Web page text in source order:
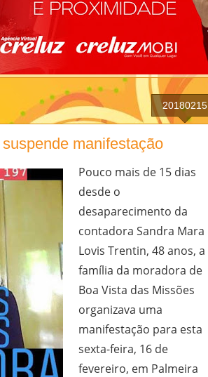
20180215
manifestação
Pouco mais de 15 dias
desde o
desaparecimento da
contadora Sandra Mara
Lovis Trentin, 48 anos, a
família da moradora de
Boa Vista das Missões
organizava uma
manifestação para esta
sexta-feira, 16 de
fevereiro, em Palmeira